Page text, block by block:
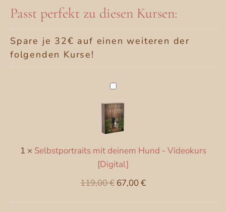
Passt perfekt zu diesen Kursen:
Spare je 32€ auf einen weiteren der
folgenden Kurse!
Selbstportraits
mit
deinem
Hund
Videokurs
[Digital]
1 × Selbstportraits mit deinem Hund - Videokurs
[Digital]
119,00€ Ursprünglicher
67,00€Aktueller